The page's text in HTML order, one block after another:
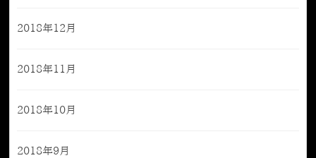
2018年12月
2018年11月
2018年10月
2018年9月